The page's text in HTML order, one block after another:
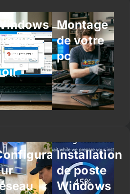
écran
Montage
de votre
pc
Installation
de poste
Windows